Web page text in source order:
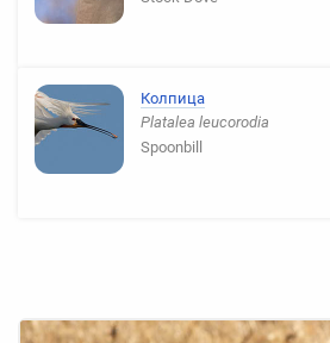
Колпица
Platalea leucorodia
Spoonbill